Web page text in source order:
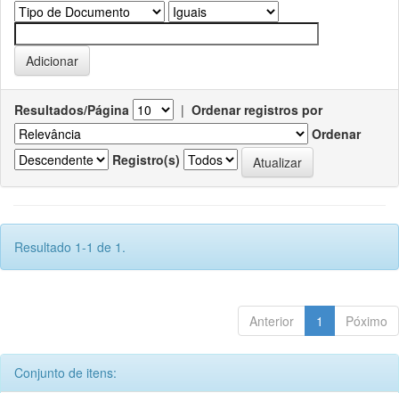
Resultados/Página | Ordenar registros por
Ordenar
Registro(s)
Resultado 1-1 de 1.
Anterior 1 Póximo
Conjunto de itens: